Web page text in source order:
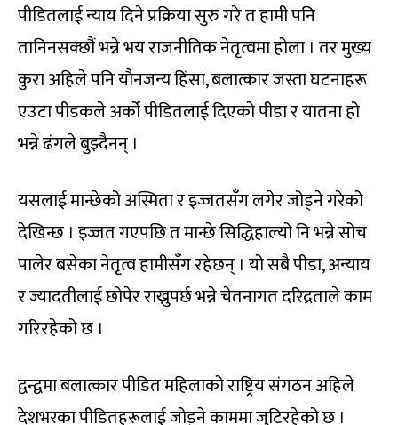
पीडितलाई न्याय दिने प्रक्रिया सुरु गरे त हामी पनि
तानिनसक्छौं भन्ने भय राजनीतिक नेतृत्वमा होला । तर मुख्य
कुरा अहिले पनि यौनजन्य हिंसा, बलात्कार जस्ता घटनाहरू
एउटा पीडकले अर्को पीडितलाई दिएको पीडा र यातना हो
भन्ने ढंगले बुझ्दैनन् ।
यसलाई मान्छेको अस्मिता र इज्जतसँग लगेर जोड्ने गरेको
देखिन्छ । इज्जत गएपछि त मान्छे सिद्धिहाल्यो नि भन्ने सोच
पालेर बसेका नेतृत्व हामीसँग रहेछन् । यो सबै पीडा, अन्याय
र ज्यादतीलाई छोपेर राख्नुपर्छ भन्ने चेतनागत दरिद्रताले काम
गरिरहेको छ ।
द्वन्द्वमा बलात्कार पीडित महिलाको राष्ट्रिय संगठन अहिले
देशभरका पीडितहरूलाई जोड्ने काममा जुटिरहेको छ ।